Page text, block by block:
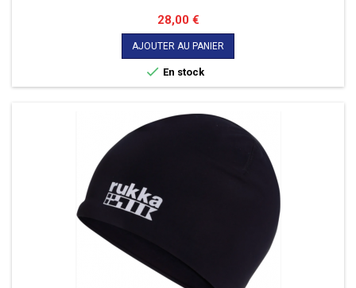
Prix
28,00 €
AJOUTER AU PANIER
 En stock